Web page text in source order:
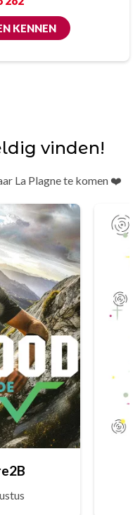
KENNEN
vinden!
La Plagne te komen ❤️